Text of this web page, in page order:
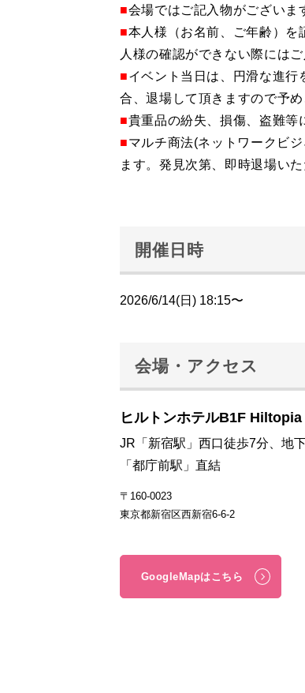
■会場ではご記入物がございま
■本人様（お名前、ご年齢）を
人様の確認ができない際には
■イベント当日は、円滑な進
合、退場して頂きますので予め
■貴重品の紛失、損傷、盗難等
■マルチ商法(ネットワークビ
ます。発見次第、即時退場いた
開催日時
2026/6/14(日) 18:15〜
会場・アクセス
ヒルトンホテルB1F Hiltopia
JR「新宿駅」西口徒歩7分、地
「都庁前駅」直結
〒160-0023
東京都新宿区西新宿6-6-2
GoogleMapはこちら